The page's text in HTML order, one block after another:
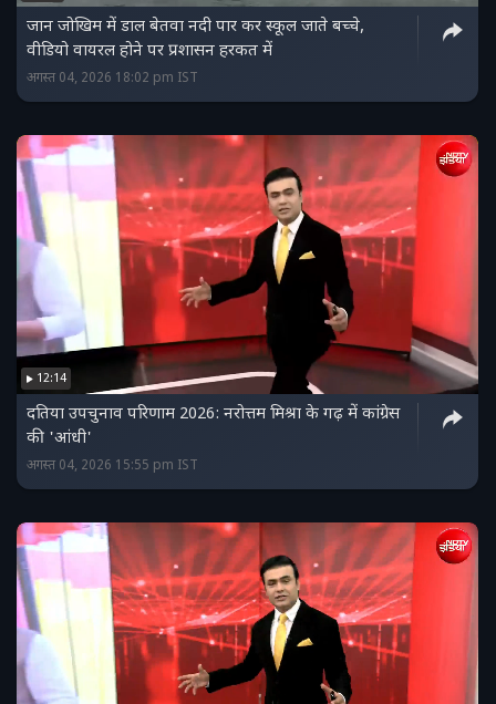
जान जोखिम में डाल बेतवा नदी पार कर स्कूल जाते बच्चे,
वीडियो वायरल होने पर प्रशासन हरकत में
अगस्त 04, 2026 18:02 pm IST
12:14
दतिया उपचुनाव परिणाम 2026: नरोत्तम मिश्रा के गढ़ में कांग्रेस
की 'आंधी'
अगस्त 04, 2026 15:55 pm IST